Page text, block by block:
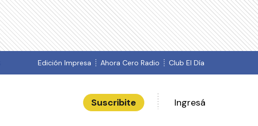
Edición Impresa Ahora Cero Radio Club El Día
Suscribite Ingresá